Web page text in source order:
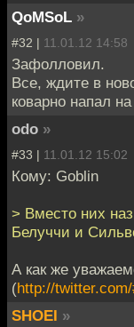
QoMSoL »
#32 | 11.01.12 14:58
Зафолловил.
Все, ждите в
коварно напал
odo »
#33 | 11.01.12 15:02
Кому: Goblin
> Вместо них
Белуччи и
А как же
(http://
SHOEI »